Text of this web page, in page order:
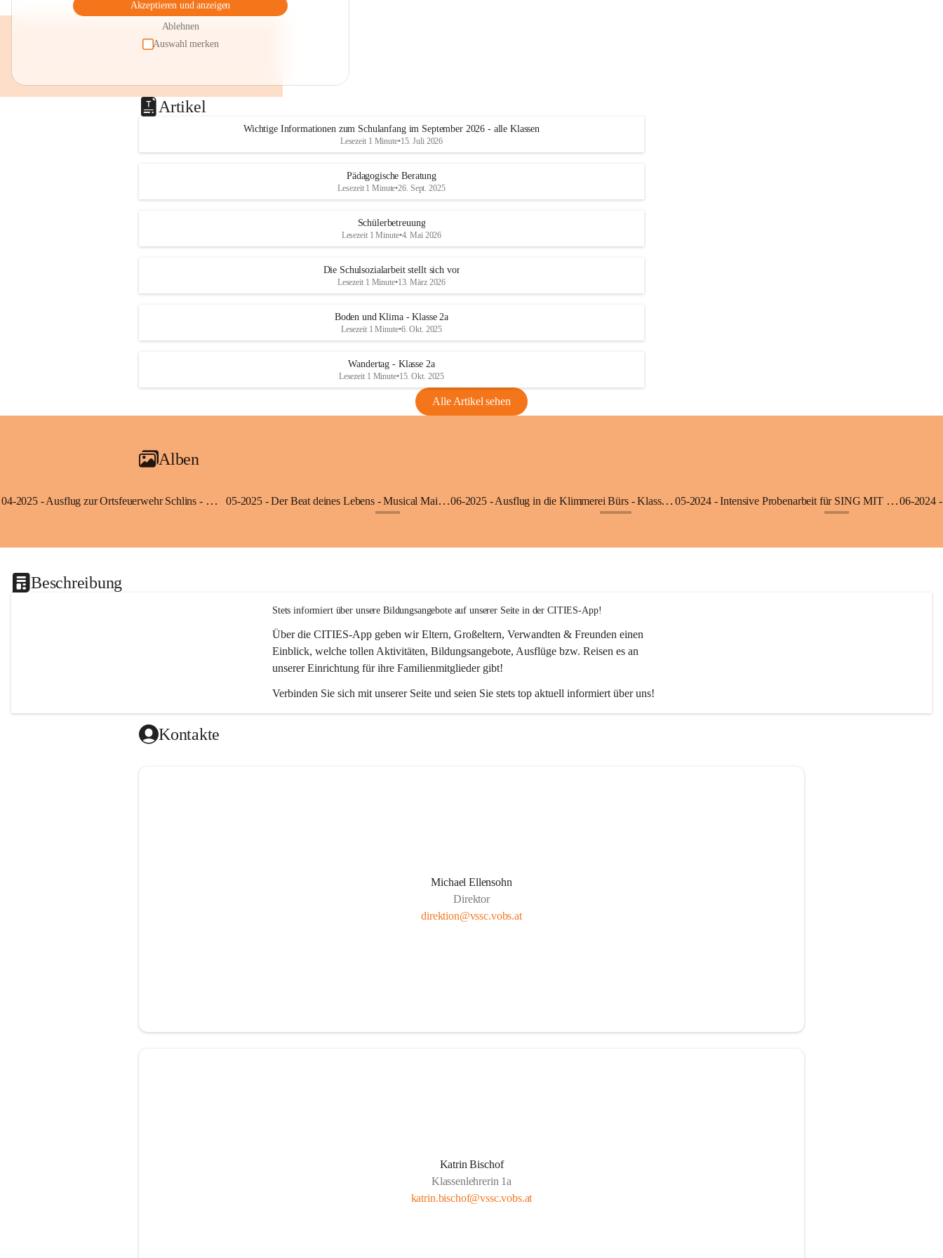
Akzeptieren und anzeigen
Ablehnen
Auswahl merken
Artikel
Wichtige Informationen zum Schulanfang im September 2026 - alle Klassen
Lesezeit 1 Minute•15. Juli 2026
Pädagogische Beratung
Lesezeit 1 Minute•26. Sept. 2025
Schülerbetreuung
Lesezeit 1 Minute•4. Mai 2026
Die Schulsozialarbeit stellt sich vor
Lesezeit 1 Minute•13. März 2026
Boden und Klima - Klasse 2a
Lesezeit 1 Minute•6. Okt. 2025
Wandertag - Klasse 2a
Lesezeit 1 Minute•15. Okt. 2025
Alle Artikel sehen
Alben
04-2025 - Ausflug zur Ortsfeuerwehr Schlins - Klassen 3a und 3b 05-2025 - Der Beat deines Lebens - Musical Mai 2025 06-2025 - Ausflug in die Klimmerei Bürs - Klasse 1a 05-2024 - Intensive Probenarbeit für SING MIT - Klasse 3b06-2024
Beschreibung
Stets informiert über unsere Bildungsangebote auf unserer Seite in der CITIES-App!
Über die CITIES-App geben wir Eltern, Großeltern, Verwandten & Freunden einen
Einblick, welche tollen Aktivitäten, Bildungsangebote, Ausflüge bzw. Reisen es an
unserer Einrichtung für ihre Familienmitglieder gibt!
Verbinden Sie sich mit unserer Seite und seien Sie stets top aktuell informiert über uns!
Kontakte
Michael Ellensohn
Direktor
direktion@vssc.vobs.at
Katrin Bischof
Klassenlehrerin 1a
katrin.bischof@vssc.vobs.at